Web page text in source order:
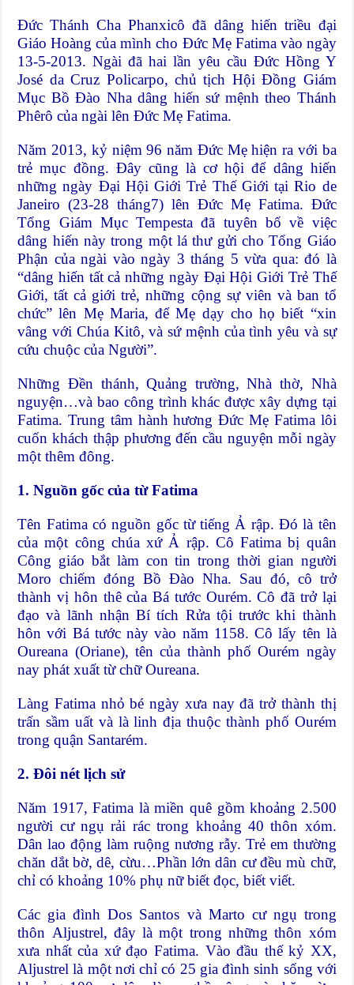
Đức Thánh Cha Phanxicô đã dâng hiến triều đại
Giáo Hoàng của mình cho Đức Mẹ Fatima vào ngày
13-5-2013. Ngài đã hai lần yêu cầu Đức Hồng Y
José da Cruz Policarpo, chủ tịch Hội Đồng Giám
Mục Bồ Đào Nha dâng hiến sứ mệnh theo Thánh
Phêrô của ngài lên Đức Mẹ Fatima.
Năm 2013, kỷ niệm 96 năm Đức Mẹ hiện ra với ba
trẻ mục đồng. Đây cũng là cơ hội để dâng hiến
những ngày Đại Hội Giới Trẻ Thế Giới tại Rio de
Janeiro (23-28 tháng7) lên Đức Mẹ Fatima. Đức
Tổng Giám Mục Tempesta đã tuyên bố về việc
dâng hiến này trong một lá thư gửi cho Tổng Giáo
Phận của ngài vào ngày 3 tháng 5 vừa qua: đó là
“dâng hiến tất cả những ngày Đại Hội Giới Trẻ Thế
Giới, tất cả giới trẻ, những cộng sự viên và ban tổ
chức” lên Mẹ Maria, để Mẹ dạy cho họ biết “xin
vâng với Chúa Kitô, và sứ mệnh của tình yêu và sự
cứu chuộc của Người”.
Những Đền thánh, Quảng trường, Nhà thờ, Nhà
nguyện…và bao công trình khác được xây dựng tại
Fatima. Trung tâm hành hương Đức Mẹ Fatima lôi
cuốn khách thập phương đến cầu nguyện mỗi ngày
một thêm đông.
1. Nguồn gốc của từ Fatima
Tên Fatima có nguồn gốc từ tiếng Ả rập. Đó là tên
của một công chúa xứ Ả rập. Cô Fatima bị quân
Công giáo bắt làm con tin trong thời gian người
Moro chiếm đóng Bồ Đào Nha. Sau đó, cô trở
thành vị hôn thê của Bá tước Ourém. Cô đã trở lại
đạo và lãnh nhận Bí tích Rửa tội trước khi thành
hôn với Bá tước này vào năm 1158. Cô lấy tên là
Oureana (Oriane), tên của thành phố Ourém ngày
nay phát xuất từ chữ Oureana.
Làng Fatima nhỏ bé ngày xưa nay đã trở thành thị
trấn sầm uất và là linh địa thuộc thành phố Ourém
trong quận Santarém.
2. Đôi nét lịch sử
Năm 1917, Fatima là miền quê gồm khoảng 2.500
người cư ngụ rải rác trong khoảng 40 thôn xóm.
Dân lao động làm ruộng nương rẫy. Trẻ em thường
chăn dắt bờ, dê, cừu…Phần lớn dân cư đều mù chữ,
chỉ có khoảng 10% phụ nữ biết đọc, biết viết.
Các gia đình Dos Santos và Marto cư ngụ trong
thôn Aljustrel, đây là một trong những thôn xóm
xưa nhất của xứ đạo Fatima. Vào đầu thế kỷ XX,
Aljustrel là một nơi chỉ có 25 gia đình sinh sống với